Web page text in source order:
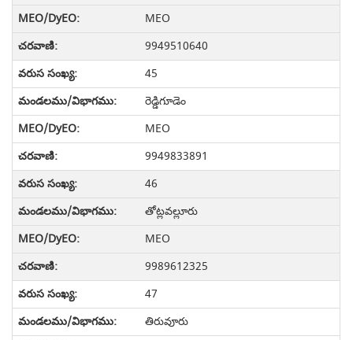
MEO
9949510640
45
రెడ్డిగూడెం
MEO
9949833891
46
తోట్లవల్లూరు
MEO
9989612325
47
తిరువూరు